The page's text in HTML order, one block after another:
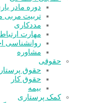
دوره مادر
تربیت مربی
مددکاری
مهارت
روانشناسی
مشاوره
حقوقی
حقوق
حقوق کار
بیمه
کمک پرستاری